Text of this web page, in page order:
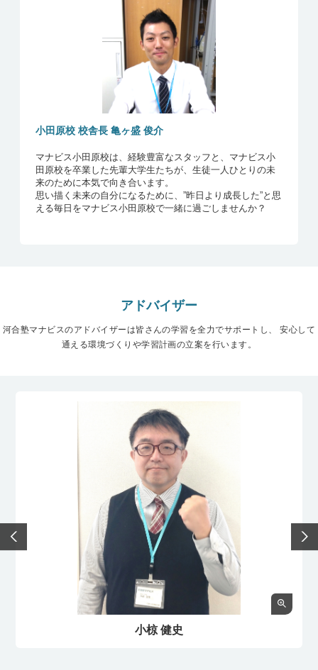
小田原校 校舎長 亀ヶ盛 俊介
マナビス小田原校は、経験豊富なスタッフと、マナビス小
田原校を卒業した先輩大学生たちが、生徒一人ひとりの未
来のために本気で向き合います。
思い描く未来の自分になるために、”昨日より成長した”と思
える毎日をマナビス小田原校で一緒に過ごしませんか？
アドバイザー
河合塾マナビスのアドバイザーは皆さんの学習を全力でサポートし、安心して
通える環境づくりや学習計画の立案を行います。
小椋 健史